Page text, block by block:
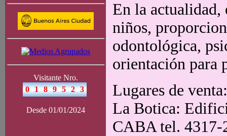
Visitante Nro.
Desde 01/01/2024
En la actualidad,
niños,
odontológica,
orientación para
Lugares de venta:
La Botica:
CABA tel. 4317-